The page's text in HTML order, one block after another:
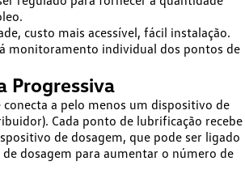
custo mais acessível, fácil instalação.
monitoramento individual dos pontos de
Progressiva
a pelo menos um dispositivo de
Cada ponto de lubrificação recebe
de dosagem, que pode ser ligado
dosagem para aumentar o número de